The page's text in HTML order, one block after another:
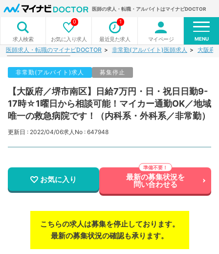
医師の求人・転職・アルバイトはマイナビDOCTOR
求人検索 お気に入り求人
0
最近見た求人
1
マイページ MENU
医師求人・転職のマイナビDOCTOR 非常勤(アルバイト)医師求人 大阪府
非常勤(アルバイト)求人 募集停止
【大阪府／堺市南区】日給7万円・日・祝日日勤9-
17時☆1曜日から相談可能！マイカー通勤OK／地域
唯一の救急病院です！（内科系・外科系／非常勤）
更新日 : 2022/04/06求人No : 647948
お気に入り 最新の募集状況を
問い合わせる
こちらの求人は募集を停止しております。
最新の募集状況の確認も承ります。